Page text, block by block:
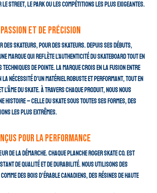
le street, le park ou les compétitions les plus exigeantes.
et de précision
des skateurs, pour des skateurs. Depuis ses débuts,
marque qui reflète l’authenticité du skateboard tout en
techniques de pointe. La marque crois en la fusion entre
nécessité d’un matériel robuste et performant, tout en
l’âme du skate. À travers chaque produit, nous nous
histoire – celle du skate sous toutes ses formes, des
les plus extrêmes.
pour la performance
de la démarche. Chaque planche Roger Skate Co. est
de qualité et de durabilité. Nous utilisons des
des bois d’érable canadiens, des résines de haute